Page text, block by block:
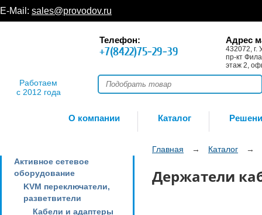
E-Mail: sales@provodov.ru
Работаем
с 2012 года
Телефон:
+7(8422)75-29-39
Адрес
432072, г.
пр-кт
этаж 2,
О компании Каталог
Активное сетевое
оборудование
KVM переключатели,
разветвители
Кабели и адаптеры
Главная → Каталог →
Держатели